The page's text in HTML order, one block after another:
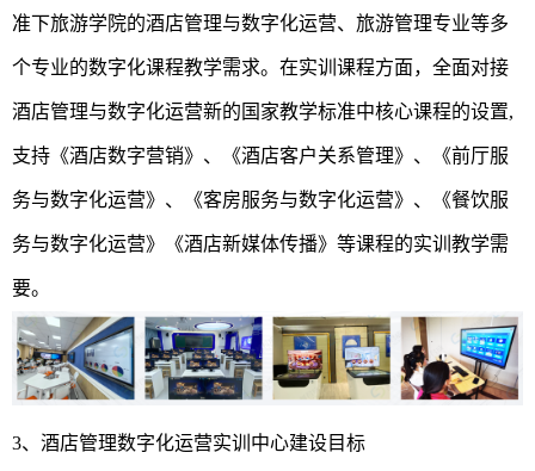
准下旅游学院的酒店管理与数字化运营、旅游管理专业等多
个专业的数字化课程教学需求。在实训课程方面，全面对接
酒店管理与数字化运营新的国家教学标准中核心课程的设置,
支持《酒店数字营销》、《酒店客户关系管理》、《前厅服
务与数字化运营》、《客房服务与数字化运营》、《餐饮服
务与数字化运营》《酒店新媒体传播》等课程的实训教学需
要。
3、酒店管理数字化运营实训中心建设目标